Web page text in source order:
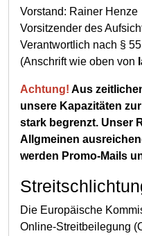
Vorstand: Rainer Henze
Vorsitzender des
Verantwortlich nach §
(Anschrift wie oben von
Achtung! Aus
unsere Kapazitäten
stark begrenzt. Unser
Allgmeinen
werden Promo-Mails
Die Europäische
Online-Streitbeilegung